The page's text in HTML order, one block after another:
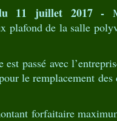
11 juillet 2017 -
plafond de la salle
est passé avec
le remplacement
forfaitaire